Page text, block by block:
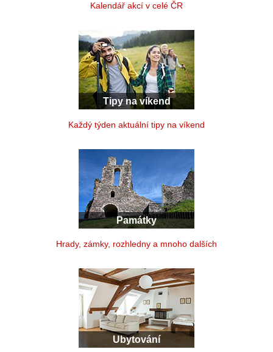
Kalendář akcí v celé ČR
Tipy na víkend
Každý týden aktuální tipy na víkend
Památky
Hrady, zámky, rozhledny a mnoho dalších
Ubytování